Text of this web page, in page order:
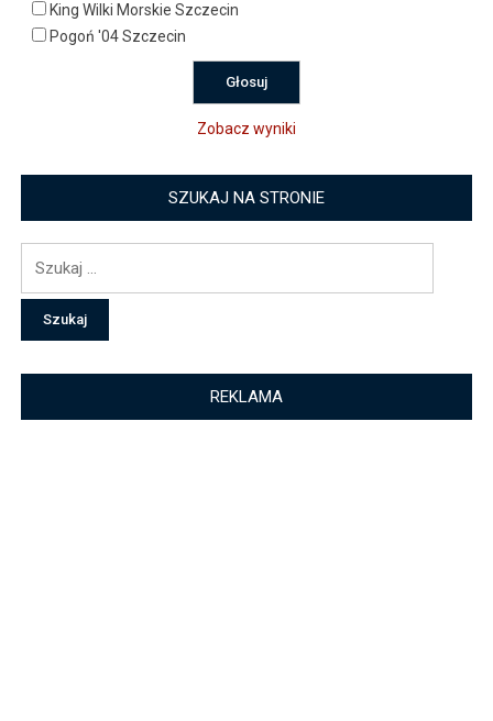
King Wilki Morskie Szczecin
Pogoń '04 Szczecin
Zobacz wyniki
SZUKAJ NA STRONIE
REKLAMA